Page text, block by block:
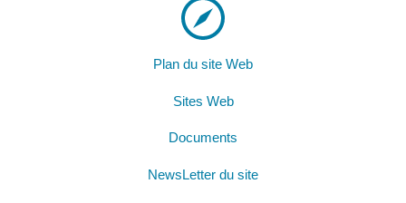
Plan du site Web
Sites Web
Documents
NewsLetter du site